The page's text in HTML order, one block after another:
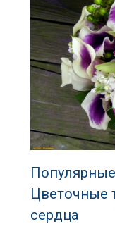
Цветочные
сердца